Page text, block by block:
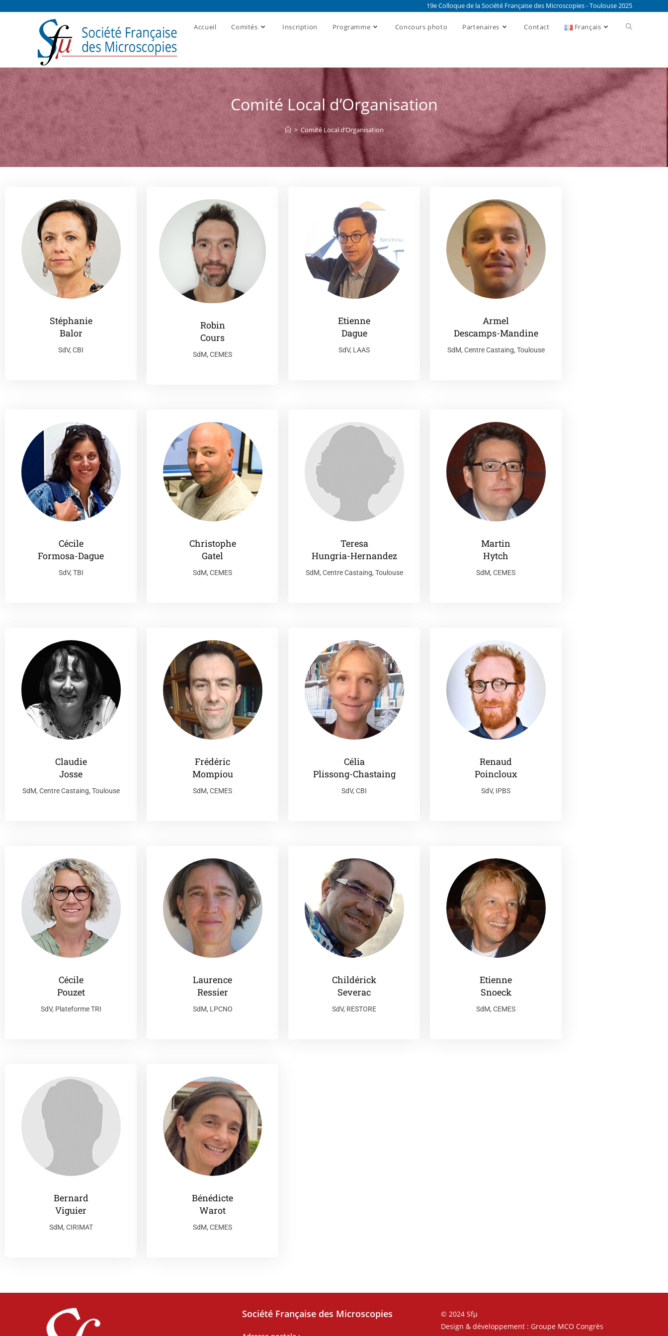
19e Colloque de la Société Française des Microscopies - Toulouse 2025
Accueil Comités Inscription Programme Concours photo Partenaires Contact Français
Comité Local d’Organisation
> Comité Local d’Organisation
Stéphanie
Balor
SdV, CBI
Robin
Cours
SdM, CEMES
Etienne
Dague
SdV, LAAS
Armel
Descamps-Mandine
SdM, Centre Castaing, Toulouse
Cécile
Formosa-Dague
SdV, TBI
Christophe
Gatel
SdM, CEMES
Teresa
Hungria-Hernandez
SdM, Centre Castaing, Toulouse
Martin
Hytch
SdM, CEMES
Claudie
Josse
SdM, Centre Castaing, Toulouse
Frédéric
Mompiou
SdM, CEMES
Célia
Plissong-Chastaing
SdV, CBI
Renaud
Poincloux
SdV, IPBS
Cécile
Pouzet
SdV, Plateforme TRI
Laurence
Ressier
SdM, LPCNO
Childérick
Severac
SdV, RESTORE
Etienne
Snoeck
SdM, CEMES
Bernard
Viguier
SdM, CIRIMAT
Bénédicte
Warot
SdM, CEMES
Société Française des Microscopies
© 2024 Sfµ
Design & développement : Groupe MCO Congrès